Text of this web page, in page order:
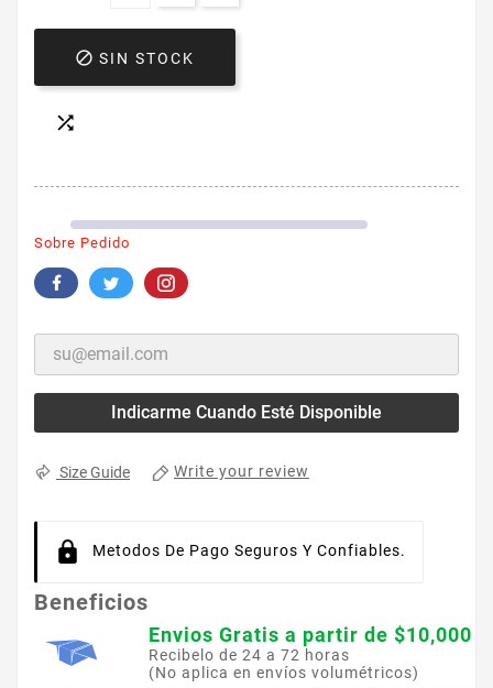
 SIN STOCK

Sobre Pedido
Indicarme Cuando Esté Disponible
Size Guide Write your review
Metodos De Pago Seguros Y Confiables.
Beneficios
Envios Gratis a partir de $10,000
Recibelo de 24 a 72 horas
(No aplica en envíos volumétricos)